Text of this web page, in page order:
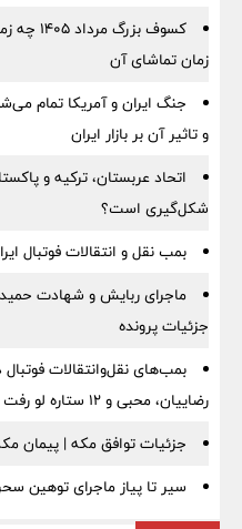
کسوف
زمان تماشای آن
و تاثیر آن بر بازار ایران
اتحاد عربستان، ترکیه و
شکل‌گیری است؟
بمب نقل‌ و انتقالات فوتبال
ماجرای ربایش و شهادت
جزئیات پرونده
بمب‌های نقل‌وانتقالات
رضاییان، محبی و ۱۲ ستاره لو رفت
جزئیات توافق مکه | پیمان
سیر تا پیاز ماجرای توهین